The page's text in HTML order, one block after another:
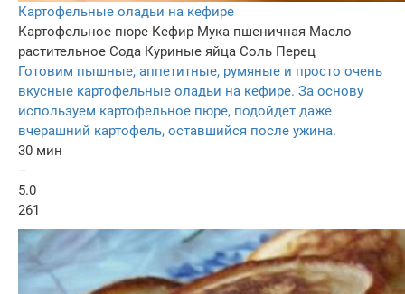
Картофельные оладьи на кефире
Картофельное пюре Кефир Мука пшеничная Масло
растительное Сода Куриные яйца Соль Перец
Готовим пышные, аппетитные, румяные и просто очень
вкусные картофельные оладьи на кефире. За основу
используем картофельное пюре, подойдет даже
вчерашний картофель, оставшийся после ужина.
30 мин
–
5.0
261